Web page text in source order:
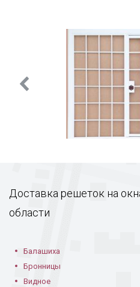
Доставка решеток на
области
Балашиха
Бронницы
Видное